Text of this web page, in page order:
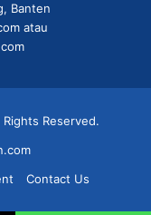
Banten
atau
Reserved.
Contact Us